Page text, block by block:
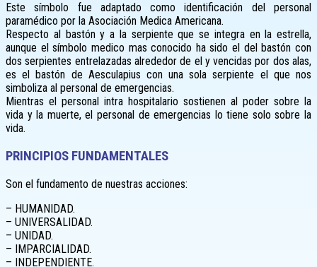
Este símbolo fue adaptado como identificación del personal
paramédico por la Asociación Medica Americana.
Respecto al bastón y a la serpiente que se integra en la estrella,
aunque el símbolo medico mas conocido ha sido el del bastón con
dos serpientes entrelazadas alrededor de el y vencidas por dos alas,
es el bastón de Aesculapius con una sola serpiente el que nos
simboliza al personal de emergencias.
Mientras el personal intra hospitalario sostienen al poder sobre la
vida y la muerte, el personal de emergencias lo tiene solo sobre la
vida.
PRINCIPIOS FUNDAMENTALES
Son el fundamento de nuestras acciones:
– HUMANIDAD.
– UNIVERSALIDAD.
– UNIDAD.
– IMPARCIALIDAD.
– INDEPENDIENTE.